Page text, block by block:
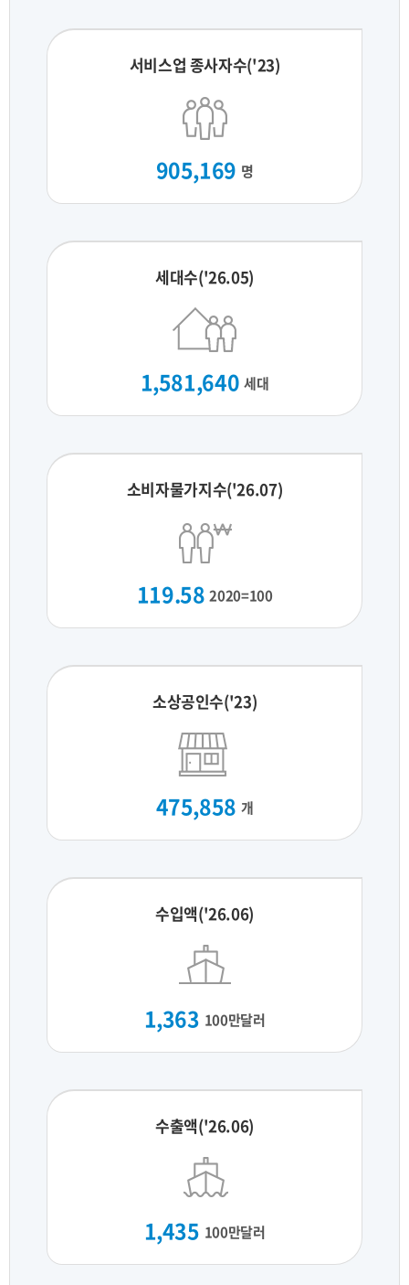
서비스업 종사자수('23)
905,169 명
세대수('26.05)
1,581,640 세대
소비자물가지수('26.07)
119.58 2020=100
소상공인수('23)
475,858 개
수입액('26.06)
1,363 100만달러
수출액('26.06)
1,435 100만달러